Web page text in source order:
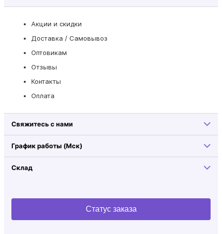
Акции и скидки
Доставка / Самовывоз
Оптовикам
Отзывы
Контакты
Оплата
Свяжитесь с нами
График работы (Мск)
Склад
Статус заказа